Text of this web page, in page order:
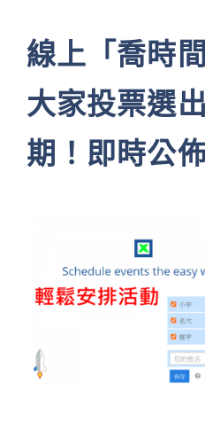
線上「喬時
大家投票選
期！即時公